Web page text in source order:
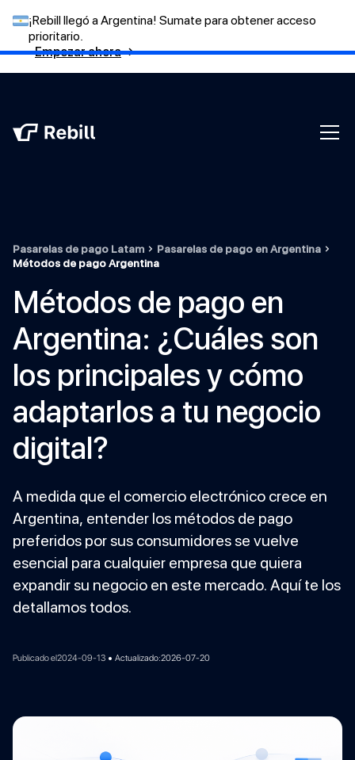
¡Rebill llegó a Argentina! Sumate para obtener acceso
prioritario.
Empezar ahora→
Pasarelas de pago Latam
Pasarelas de pago en Argentina
Métodos de pago Argentina
Métodos de pago en
Argentina: ¿Cuáles son
los principales y cómo
adaptarlos a tu negocio
digital?
A medida que el comercio electrónico crece en
Argentina, entender los métodos de pago
preferidos por sus consumidores se vuelve
esencial para cualquier empresa que quiera
expandir su negocio en este mercado. Aquí te los
detallamos todos.
Publicado el2024-09-13 • Actualizado:2026-07-20